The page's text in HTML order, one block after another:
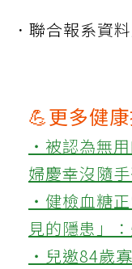
．聯合報系資
💪更多健
‧被認為無
婦慶幸沒隨
‧健檢血糖
見的隱患」
‧兒邀84歲